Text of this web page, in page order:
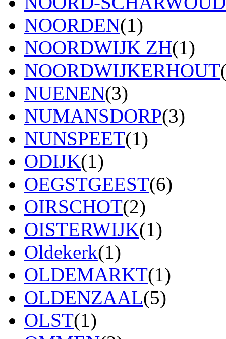
NOORDEN(1)
NOORDWIJK ZH(1)
NOORDWIJKERHOUT
NUENEN(3)
NUMANSDORP(3)
NUNSPEET(1)
ODIJK(1)
OEGSTGEEST(6)
OIRSCHOT(2)
OISTERWIJK(1)
Oldekerk(1)
OLDEMARKT(1)
OLDENZAAL(5)
OLST(1)